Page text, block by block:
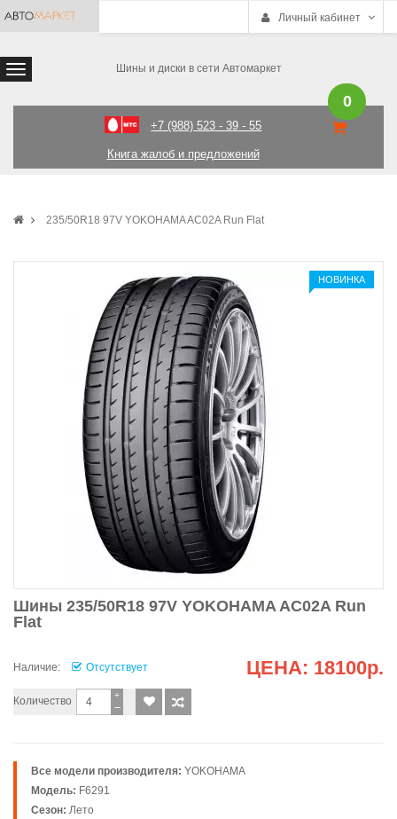
Личный кабинет
Шины и диски в сети Автомаркет
+7 (988) 523 - 39 - 55
Книга жалоб и предложений
0
235/50R18 97V YOKOHAMA AC02A Run Flat
НОВИНКА
Шины 235/50R18 97V YOKOHAMA AC02A Run
Flat
Наличие: Отсутствует ЦЕНА: 18100р.
Количество −
+
Все модели производителя: YOKOHAMA
Модель: F6291
Сезон: Лето